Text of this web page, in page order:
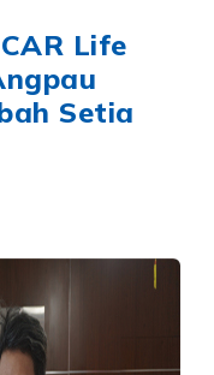
Life
Setia